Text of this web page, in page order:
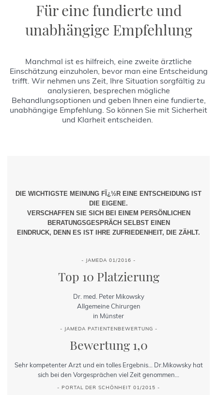
Für eine fundierte und
unabhängige Empfehlung
Manchmal ist es hilfreich, eine zweite ärztliche
Einschätzung einzuholen, bevor man eine Entscheidung
trifft. Wir nehmen uns Zeit, Ihre Situation sorgfältig zu
analysieren, besprechen mögliche
Behandlungsoptionen und geben Ihnen eine fundierte,
unabhängige Empfehlung. So können Sie mit Sicherheit
und Klarheit entscheiden.
DIE WICHTIGSTE MEINUNG FÏ¿½R EINE ENTSCHEIDUNG IST
DIE EIGENE.
VERSCHAFFEN SIE SICH BEI EINEM PERSÖNLICHEN
BERATUNGSGESPRÄCH SELBST EINEN
EINDRUCK, DENN ES IST IHRE ZUFRIEDENHEIT, DIE ZÄHLT.
- JAMEDA 01/2016 -
Top 10 Platzierung
Dr. med. Peter Mikowsky
Allgemeine Chirurgen
in Münster
- JAMEDA PATIENTENBEWERTUNG -
Bewertung 1,0
Sehr kompetenter Arzt und ein tolles Ergebnis... Dr.Mikowsky hat
sich bei den Vorgesprächen viel Zeit genommen...
- PORTAL DER SCHÖNHEIT 01/2015 -